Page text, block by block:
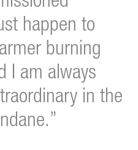
happen to
burning
I am always
in the